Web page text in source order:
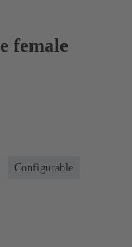
female
Configurable